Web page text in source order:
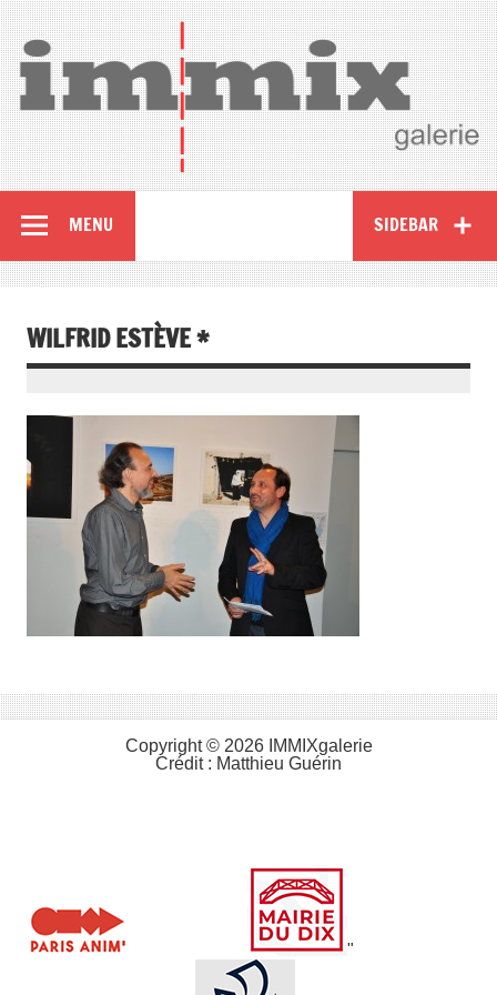
SIDEBAR
MENU
WILFRID ESTÈVE *
Copyright © 2026 IMMIXgalerie
Crédit : Matthieu Guérin
"